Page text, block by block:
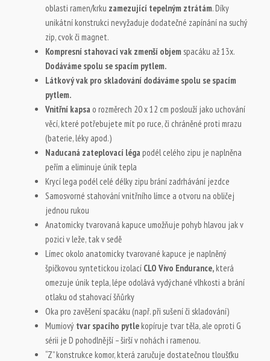
oblasti ramen/krku zamezující tepelným ztrátám. Díky
unikátní konstrukci nevyžaduje dodatečné zapínání na suchý
zip, cvok či magnet.
Kompresní stahovací vak zmenší objemspacáku až 13x.
Dodáváme spolu se spacím pytlem.
Látkový vak pro skladování dodáváme spolu se spacím
pytlem.
Vnitřní kapsa o rozměrech 20 x 12 cm poslouží jako uchování
věcí, které potřebujete mít po ruce, či chráněné proti mrazu
(baterie, léky apod.)
Naducaná zateplovací léga podél celého zipu je naplněna
peřím a eliminuje únik tepla
Krycí lega podél celé délky zipu brání zadrhávání jezdce
Samosvorné stahování vnitřního límce a otvoru na obličej
jednou rukou
Anatomicky tvarovaná kapuce umožňuje pohyb hlavou jak v
pozici v leže, tak v sedě
Límec okolo anatomicky tvarované kapuce je naplněný
špičkovou syntetickou izolací CLO Vivo Endurance,která
omezuje únik tepla, lépe odolává vydýchané vlhkosti a brání
otlaku od stahovací šňůrky
Oka pro zavěšení spacáku (např. při sušení či skladování)
Mumiový tvar spacího pytlekopíruje tvar těla, ale oproti G
sérii je D pohodlnější – širší v nohách i ramenou.
“Z” konstrukce komor, která zaručuje dostatečnou tloušťku